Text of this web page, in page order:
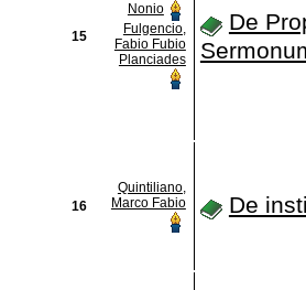
15
Nonio
Fulgencio,
Fabio Fubio
Planciades
De
16
Quintiliano,
Marco Fabio
De